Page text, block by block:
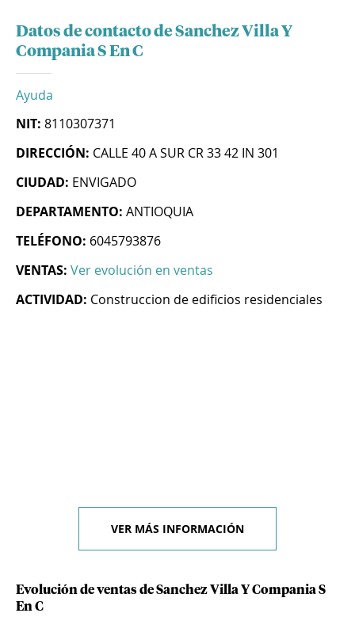
Datos de contacto de Sanchez Villa Y
Compania S En C
Ayuda
NIT: 8110307371
DIRECCIÓN: CALLE 40 A SUR CR 33 42 IN 301
CIUDAD: ENVIGADO
DEPARTAMENTO: ANTIOQUIA
TELÉFONO: 6045793876
VENTAS: Ver evolución en ventas
ACTIVIDAD: Construccion de edificios residenciales
VER MÁS INFORMACIÓN
Evolución de ventas de Sanchez Villa Y Compania S
En C